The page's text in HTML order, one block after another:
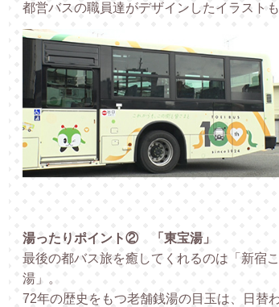
都営バスの職員達がデザインしたイラスト
湯ったりポイント② 「東宝湯」
最後の都バス旅を癒してくれるのは「新宿
湯」。
72年の歴史をもつ老舗銭湯の目玉は、日替